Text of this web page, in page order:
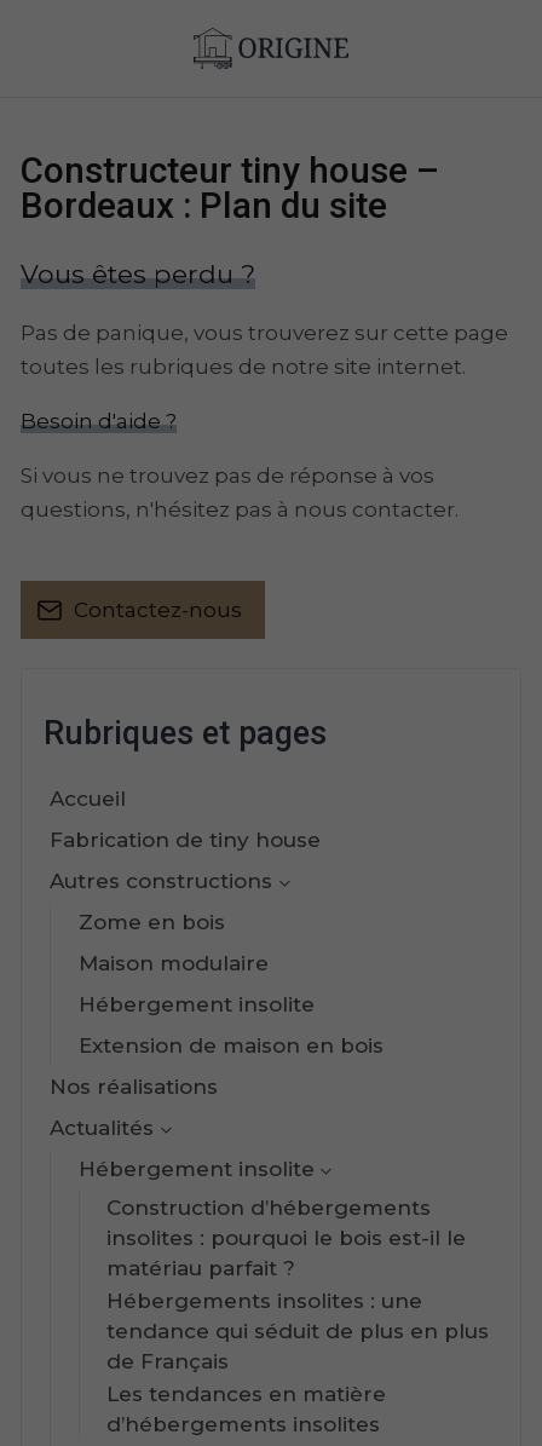
Constructeur tiny house –
Bordeaux : Plan du site
Vous êtes perdu ?
Pas de panique, vous trouverez sur cette page
toutes les rubriques de notre site internet.​​
Besoin d'aide ?
Si vous ne trouvez pas de réponse à vos
questions, n'hésitez pas à nous contacter.
Contactez-nous
Rubriques et pages
Accueil
Fabrication de tiny house
Autres constructions
Zome en bois
Maison modulaire
Hébergement insolite
Extension de maison en bois
Nos réalisations
Actualités
Hébergement insolite
Construction d’hébergements
insolites : pourquoi le bois est-il le
matériau parfait ?
Hébergements insolites : une
tendance qui séduit de plus en plus
de Français
Les tendances en matière
d’hébergements insolites